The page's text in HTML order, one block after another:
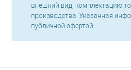
внешний вид, комплектацию
производства. Указанная
публичной офертой.